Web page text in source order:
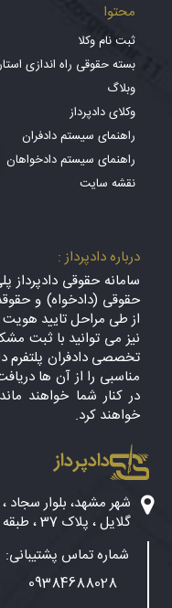
محتوا
ثبت نام وکلا
بسته حقوقی راه اندازی
وبلاگ
وکلای دادپرداز
راهنمای سیستم دادفران
راهنمای سیستم دادخواهان
نقشه سایت
درباره دادپرداز :
سامانه حقوقی
حقوقی (دادخواه) و
از طی مراحل تایید
نیز می توانید با ثبت
تخصصی دادفران پلتفرم
مناسبی را از آن ها
در کنار شما خواهند
خواهند کرد.
دادپرداز
گلایل ، پلاک 37 ، طبقه همکف
شماره تماس پشتیبانی:
09384688028